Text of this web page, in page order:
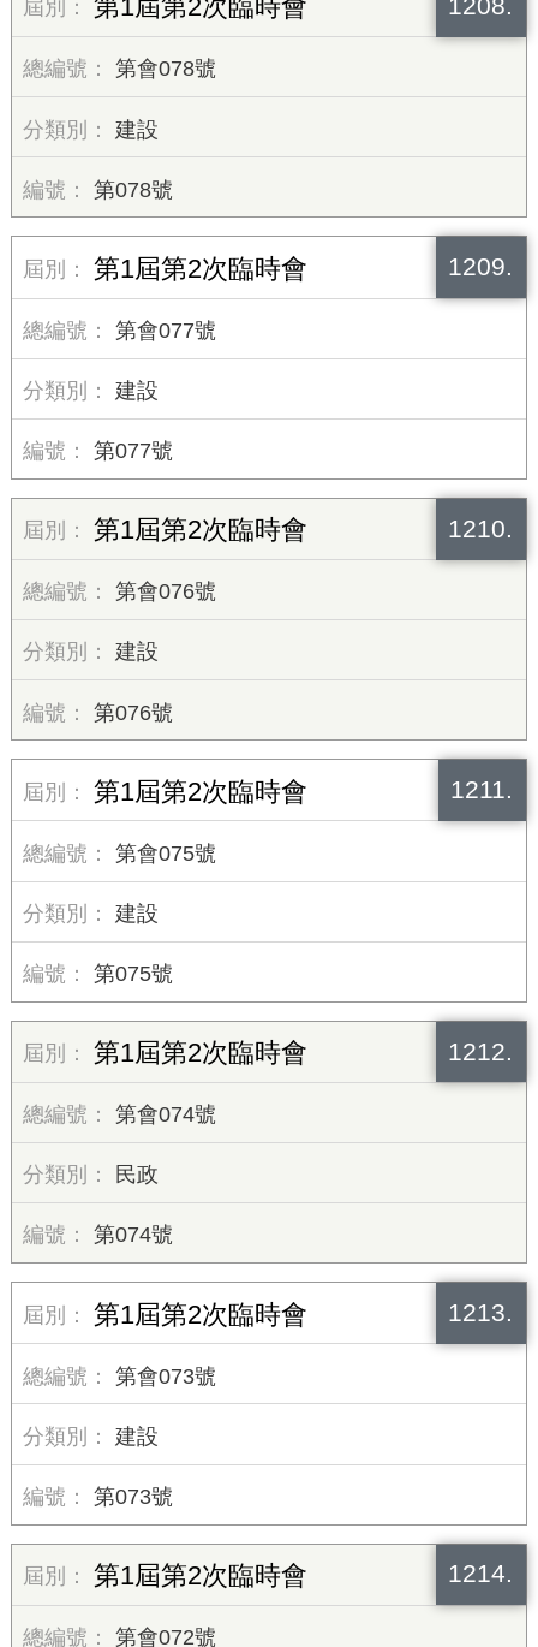
第1屆第2次臨時會
第會078號
建設
第078號
1209.
第1屆第2次臨時會
第會077號
建設
第077號
1210.
第1屆第2次臨時會
第會076號
建設
第076號
1211.
第1屆第2次臨時會
第會075號
建設
第075號
1212.
第1屆第2次臨時會
第會074號
民政
第074號
1213.
第1屆第2次臨時會
第會073號
建設
第073號
1214.
第1屆第2次臨時會
第會072號